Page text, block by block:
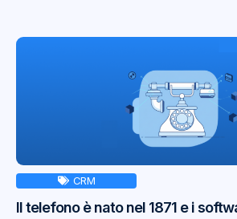
CRM
Il telefono è nato nel 1871 e i